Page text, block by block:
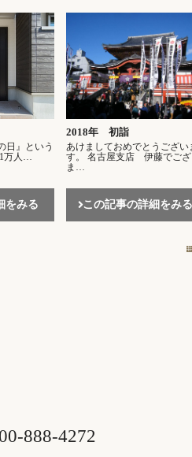
日』という
万人…
をみる
2018年 初詣
あけましておめでとうござい
す。 名古屋支店 伊藤でご
ま…
この記事の詳細をみる
888-4272